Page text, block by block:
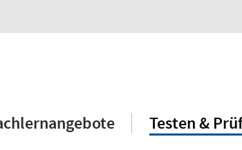
Testen &